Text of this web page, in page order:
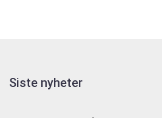
Siste nyheter